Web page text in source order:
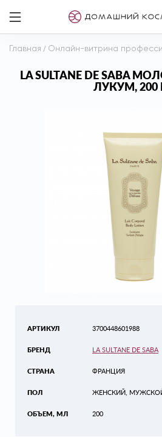
Главная / Онлайн-витрина
LA SULTANE DE SABA
ЛУКУМ,
АРТИКУЛ
БРЕНД
СТРАНА
ПОЛ
ОБЪЕМ, МЛ
3700448601988
LA SULTANE DE SABA
ФРАНЦИЯ
ЖЕНСКИЙ,
200